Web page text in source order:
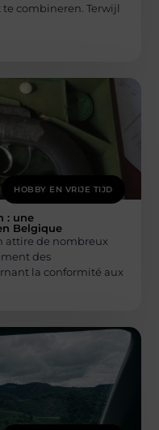
combineren. Terwijl
HOBBY EN VRIJE TIJD
: une
Belgique
attire de nombreux
des
la conformité aux